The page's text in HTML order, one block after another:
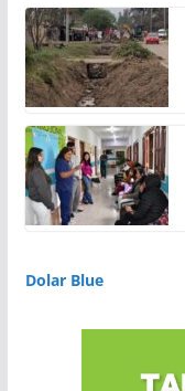
Dolar Blue